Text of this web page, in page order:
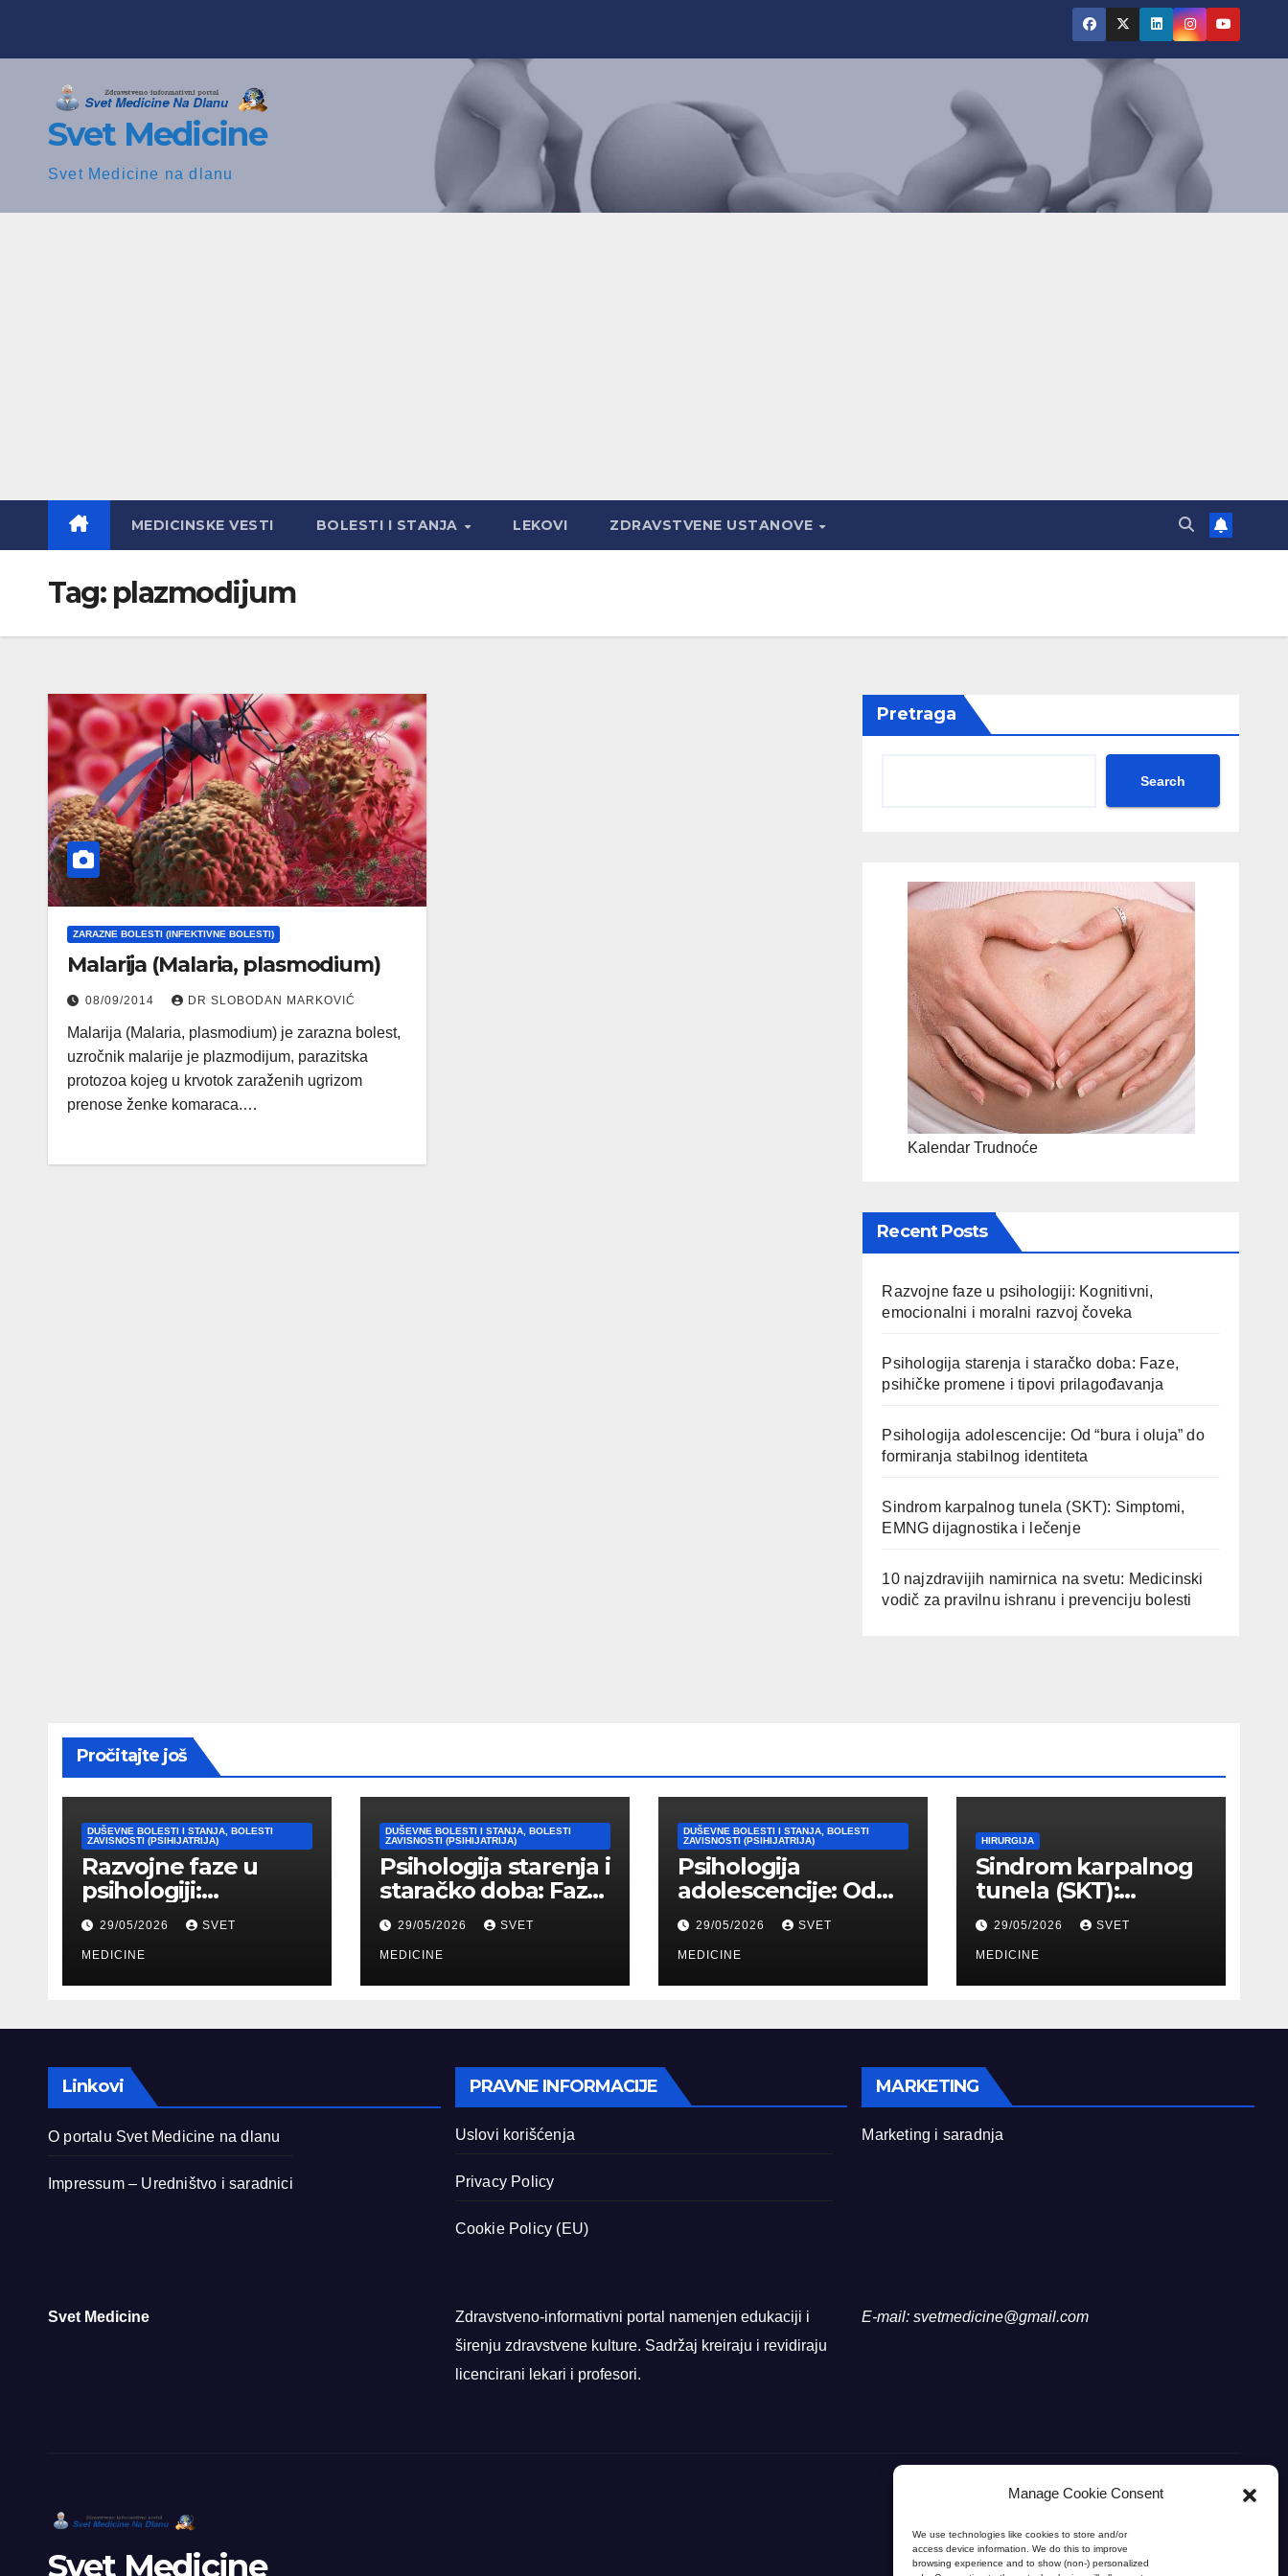
Manage Cookie Consent
We use technologies like cookies to store and/or
access device information. We do this to improve
browsing experience and to show (non-) personalized
Svet Medicine
Svet Medicine na dlanu
MEDICINSKE VESTI BOLESTI I STANJA LEKOVI ZDRAVSTVENE USTANOVE
Tag: plazmodijum
ZARAZNE BOLESTI (INFEKTIVNE BOLESTI)
Malarija (Malaria, plasmodium)
08/09/2014 DR SLOBODAN MARKOVIĆ
Malarija (Malaria, plasmodium) je zarazna bolest,
uzročnik malarije je plazmodijum, parazitska
protozoa kojeg u krvotok zaraženih ugrizom
prenose ženke komaraca.…
Pretraga
Search
Kalendar Trudnoće
Recent Posts
Razvojne faze u psihologiji: Kognitivni,
emocionalni i moralni razvoj čoveka
Psihologija starenja i staračko doba: Faze,
psihičke promene i tipovi prilagođavanja
Psihologija adolescencije: Od “bura i oluja” do
formiranja stabilnog identiteta
Sindrom karpalnog tunela (SKT): Simptomi,
EMNG dijagnostika i lečenje
10 najzdravijih namirnica na svetu: Medicinski
vodič za pravilnu ishranu i prevenciju bolesti
Pročitajte još
DUŠEVNE BOLESTI I STANJA, BOLESTI
ZAVISNOSTI (PSIHIJATRIJA)
Razvojne faze u
psihologiji:
Kognitivni,
emocionalni i
moralni razvoj
čoveka
29/05/2026 SVET
MEDICINE
DUŠEVNE BOLESTI I STANJA, BOLESTI
ZAVISNOSTI (PSIHIJATRIJA)
Psihologija starenja i
staračko doba: Faze,
psihičke promene i
tipovi
prilagođavanja
29/05/2026 SVET
MEDICINE
DUŠEVNE BOLESTI I STANJA, BOLESTI
ZAVISNOSTI (PSIHIJATRIJA)
Psihologija
adolescencije: Od
“bura i oluja” do
formiranja stabilnog
identiteta
29/05/2026 SVET
MEDICINE
HIRURGIJA
Sindrom karpalnog
tunela (SKT):
Simptomi, EMNG
dijagnostika i
lečenje
29/05/2026 SVET
MEDICINE
Linkovi
O portalu Svet Medicine na dlanu
Impressum – Uredništvo i saradnici
PRAVNE INFORMACIJE
Uslovi korišćenja
Privacy Policy
Cookie Policy (EU)
MARKETING
Marketing i saradnja
Svet Medicine
Zdravstveno-informativni portal namenjen edukaciji i
širenju zdravstvene kulture. Sadržaj kreiraju i revidiraju
licencirani lekari i profesori.
E-mail: svetmedicine@gmail.com
Svet Medicine